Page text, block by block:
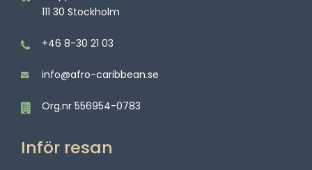
111 30 Stockholm
+46 8-30 21 03
info@afro-caribbean.se
Org.nr 556954-0783
Inför resan